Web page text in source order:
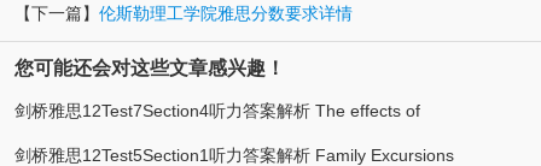
【下一篇】 伦斯勒理工学院雅思分数要求详情
您可能还会对这些文章感兴趣！
剑桥雅思12Test7Section4听力答案解析 The effects of
environmental change on birds
剑桥雅思12Test5Section1听力答案解析 Family Excursions